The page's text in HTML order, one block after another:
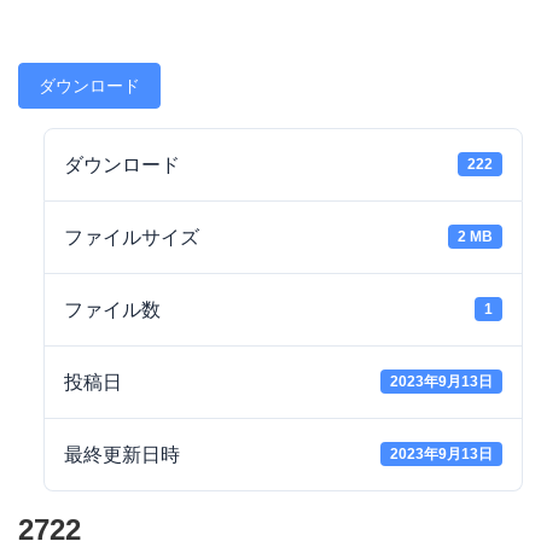
ダウンロード
ダウンロード 222
ファイルサイズ 2 MB
ファイル数 1
投稿日 2023年9月13日
最終更新日時 2023年9月13日
2722